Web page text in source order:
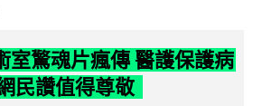
室驚魂片瘋傳 醫護保護病
民讚值得尊敬